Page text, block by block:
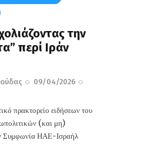
την
περί Ιράν
09/04/2026
πρακτορείο ειδήσεων του
(και μη)
Συμφωνία ΗΑΕ-Ισραήλ